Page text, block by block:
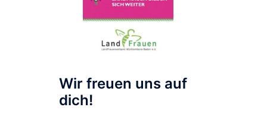
Wir freuen uns auf
dich!